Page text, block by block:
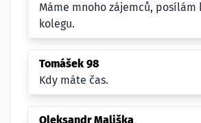
Máme mnoho zájemců, posílám
kolegu.
Tomášek 98
Kdy máte čas.
Oleksandr Mališka